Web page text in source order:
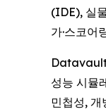
(IDE), 실
가·스코어
Datavault
성능 시뮬
민첩성, 개